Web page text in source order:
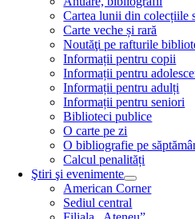
Cartea lunii din colecțiile
Carte veche și rară
Noutăţi pe rafturile
Informații pentru copii
Informații pentru
Informații pentru adulți
Informații pentru seniori
Biblioteci publice
O carte pe zi
O bibliografie pe
Calcul penalități
Ştiri şi evenimente
American Corner
Sediul central